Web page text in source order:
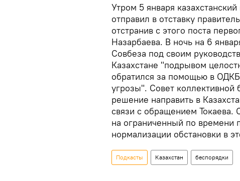
Утром 5 января
отправил в отставку
отстранив с этого поста
Назарбаева. В ночь на 6
Совбеза под своим
Казахстане "подрывом
обратился за помощью в
угрозы". Совет
решение направить в
связи с обращением Токаева.
на ограниченный по времени
нормализации обстановки в
Подкасты Казахстан беспорядки